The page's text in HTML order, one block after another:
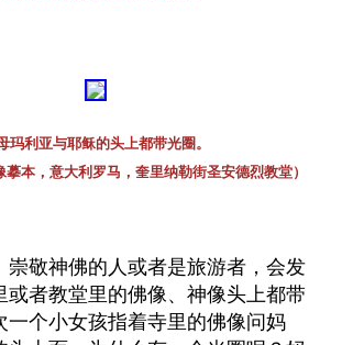
玛利亚与耶稣的头上都带光圈。
摹本，意大利罗马，奎里纳勒街圣安德烈教堂）
崇敬神佛的人或者是旅游者，会发
或者教堂里的佛像、神像头上都带
一个小女孩指着寺里的佛像问妈